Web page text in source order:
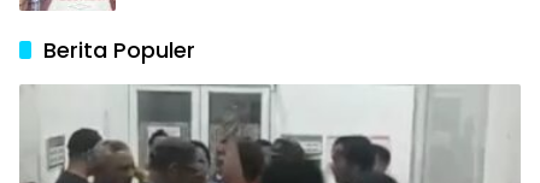
Berita Populer